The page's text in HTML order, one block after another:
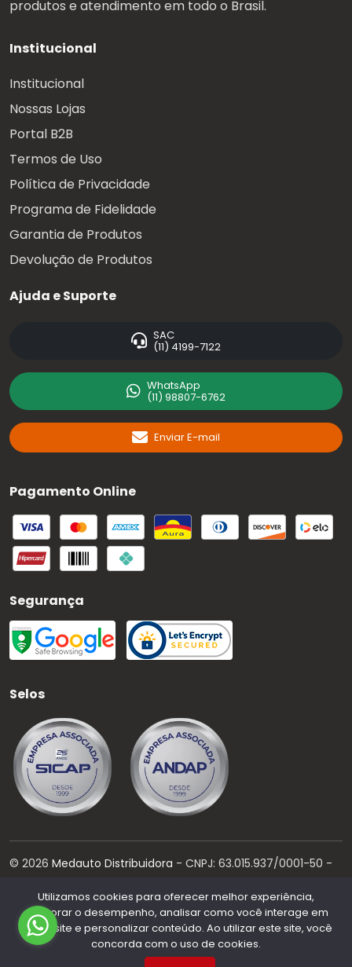
produtos e atendimento em todo o Brasil.
Institucional
Institucional
Nossas Lojas
Portal B2B
Termos de Uso
Política de Privacidade
Programa de Fidelidade
Garantia de Produtos
Devolução de Produtos
Ajuda e Suporte
SAC
(11) 4199-7122
WhatsApp
(11) 98807-6762
Enviar E-mail
Pagamento Online
Segurança
Selos
© 2026 Medauto Distribuidora - CNPJ: 63.015.937/0001-50 -
Desenvolvido por:
Utilizamos cookies para oferecer melhor experiência,
melhorar o desempenho, analisar como você interage em
nosso site e personalizar conteúdo. Ao utilizar este site, você
concorda com o uso de cookies.